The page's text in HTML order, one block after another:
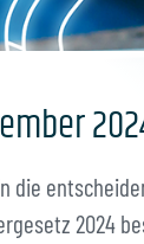
2024